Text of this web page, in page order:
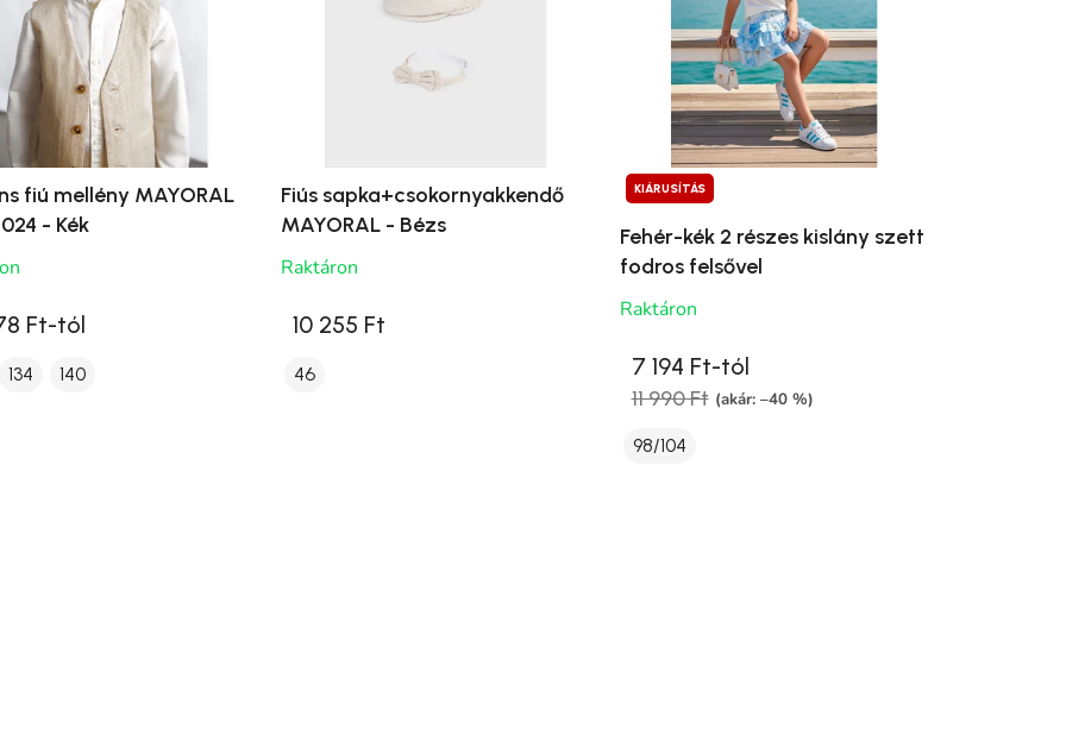
fiú mellény MAYORAL
- Kék
Ft-tól
134 140
Fiús sapka+csokornyakkendő
MAYORAL - Bézs
Raktáron
10 255 Ft
46
KIÁRUSÍTÁS
Fehér-kék 2 részes kislány szett
fodros felsővel
Raktáron
7 194 Ft-tól
11 990 Ft (akár: –40 %)
98/104